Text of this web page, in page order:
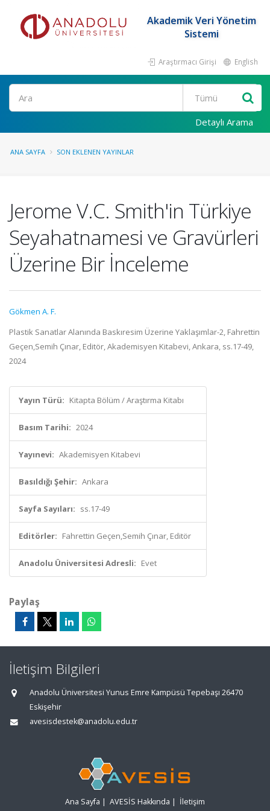
Akademik Veri Yönetim
Sistemi
Araştırmacı Girişi English
Ara
Detaylı Arama
ANA SAYFA SON EKLENEN YAYINLAR
Jerome V.C. Smith'in Türkiye
Seyahatnamesi ve Gravürleri
Üzerine Bir İnceleme
Gökmen A. F.
Plastik Sanatlar Alanında Baskıresim Üzerine Yaklaşımlar-2, Fahrettin
Geçen,Semih Çınar, Editör, Akademisyen Kitabevi, Ankara, ss.17-49,
2024
Yayın Türü: Kitapta Bölüm / Araştırma Kitabı
Basım Tarihi: 2024
Yayınevi: Akademisyen Kitabevi
Basıldığı Şehir: Ankara
Sayfa Sayıları: ss.17-49
Editörler: Fahrettin Geçen,Semih Çınar, Editör
Anadolu Üniversitesi Adresli: Evet
Paylaş
İletişim Bilgileri
Anadolu Üniversitesi Yunus Emre Kampüsü Tepebaşı 26470
Eskişehir
avesisdestek@anadolu.edu.tr
Ana Sayfa | AVESİS Hakkında | İletişim